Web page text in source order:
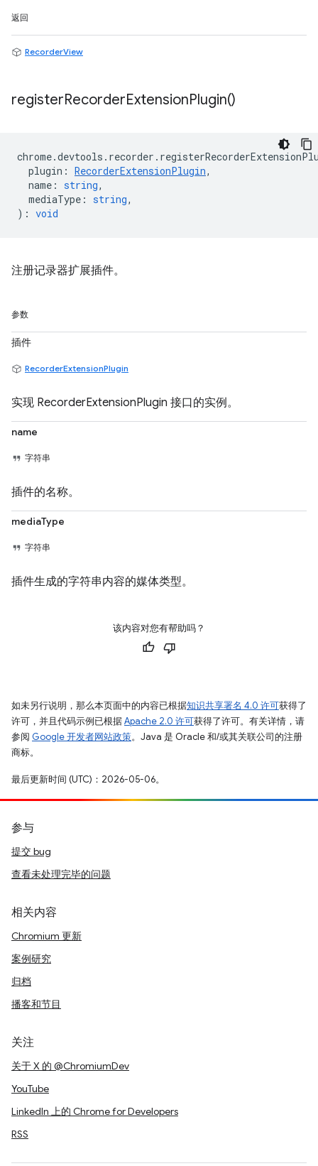
返回
RecorderView
registerRecorderExtensionPlugin()
chrome.devtools . recorder .
plugin : RecorderExtensionPlugin,
name : string,
mediaType : string,
) : void
注册记录器扩展插件。
参数
插件
RecorderExtensionPlugin
实现 RecorderExtensionPlugin 接口的实例。
name
字符串
插件的名称。
mediaType
字符串
插件生成的字符串内容的媒体类型。
该内容对您有帮助吗？
如未另行说明，那么本页面中的内容已根据知识共享署名 4.0 许可获得了
许可，并且代码示例已根据Apache 2.0 许可获得了许可。有关详情，请
参阅 Google 开发者网站政策。Java 是 Oracle 和/或其关联公司的注册
商标。
最后更新时间 (UTC)：2026-05-06。
参与
提交 bug
查看未处理完毕的问题
相关内容
Chromium 更新
案例研究
归档
播客和节目
关注
关于 X 的 @ChromiumDev
YouTube
LinkedIn 上的 Chrome for Developers
RSS